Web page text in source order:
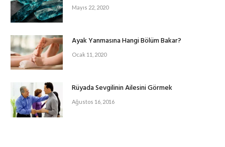
Mayıs 22, 2020
Ayak Yanmasına Hangi Bölüm Bakar?
Ocak 11, 2020
Rüyada Sevgilinin Ailesini Görmek
Ağustos 16, 2016